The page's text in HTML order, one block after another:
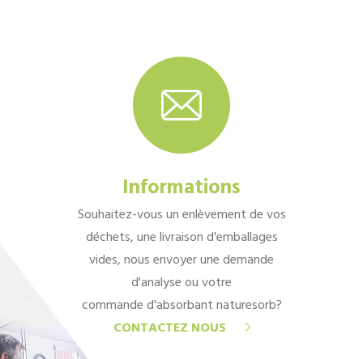
Informations
Souhaitez-vous un enlèvement de vos
déchets, une livraison d'emballages
vides, nous envoyer une demande
d'analyse ou votre
commande d'absorbant naturesorb?
CONTACTEZ NOUS